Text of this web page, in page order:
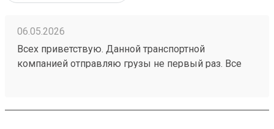
06.05.2026
Всех приветствую. Данной транспортной
компанией отправляю грузы не первый раз. Все
груза и время работы. Рекомендую Заказ